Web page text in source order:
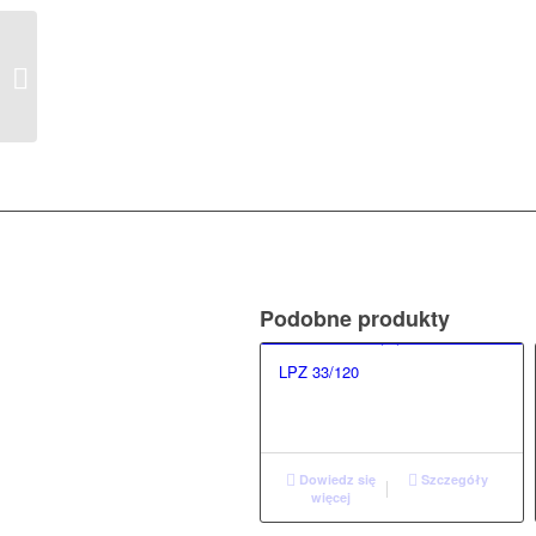
Podobne produkty
LPZ 33/120
Dowiedz się
więcej
Szczegóły